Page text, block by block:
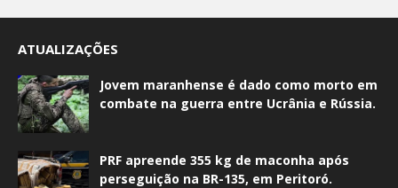
ATUALIZAÇÕES
Jovem maranhense é dado como morto em
combate na guerra entre Ucrânia e Rússia.
PRF apreende 355 kg de maconha após
perseguição na BR-135, em Peritoró.